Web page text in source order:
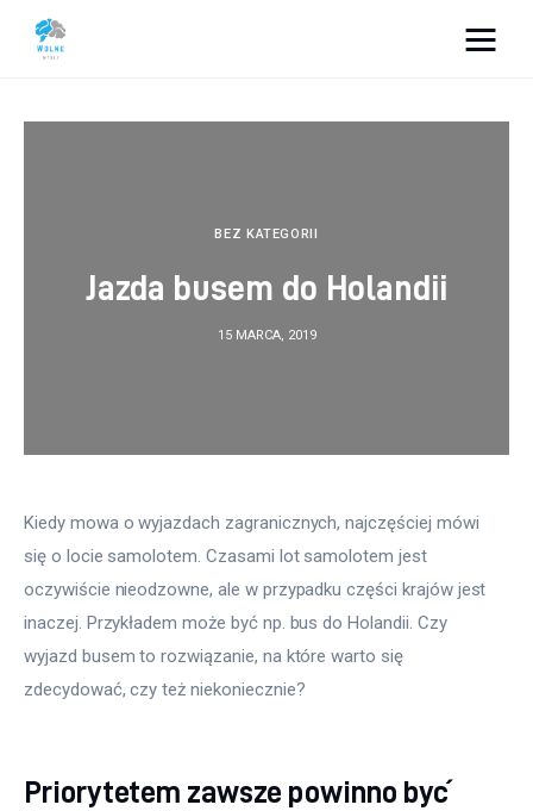
Dom i ogród
Więcej
BEZ KATEGORII
Jazda busem do Holandii
15 MARCA, 2019
Kiedy mowa o wyjazdach zagranicznych, najczęściej mówi
się o locie samolotem. Czasami lot samolotem jest
oczywiście nieodzowne, ale w przypadku części krajów jest
inaczej. Przykładem może być np. bus do Holandii. Czy
wyjazd busem to rozwiązanie, na które warto się
zdecydować, czy też niekoniecznie?
Priorytetem zawsze powinno być